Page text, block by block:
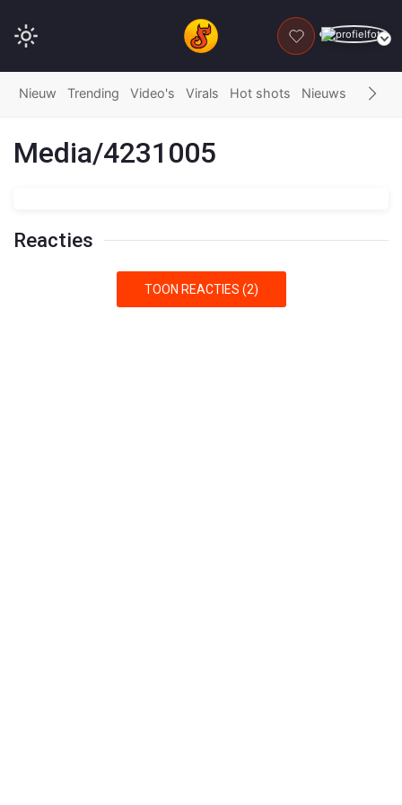
DONEER
Nieuw Trending Video's Virals Hot shots Nieuws Fails
Media/4231005
Reacties
TOON REACTIES (2)